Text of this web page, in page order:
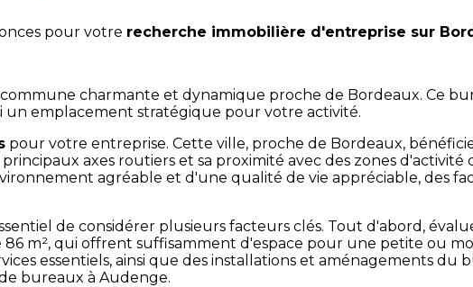
pour votre recherche immobilière d'entreprise sur
charmante et dynamique proche de Bordeaux. Ce
un emplacement stratégique pour votre activité.
pour votre entreprise. Cette ville, proche de Bordeaux,
axes routiers et sa proximité avec des zones
agréable et d'une qualité de vie appréciable, des
de considérer plusieurs facteurs clés. Tout d'abord,
m², qui offrent suffisamment d'espace pour une petite ou
essentiels, ainsi que des installations et aménagements
bureaux à Audenge.